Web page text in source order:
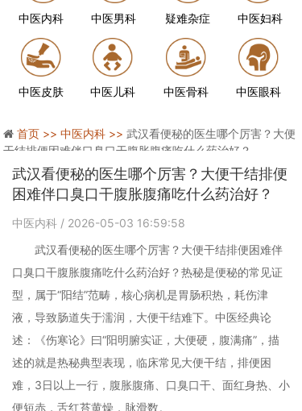
中医内科 中医男科 疑难杂症 中医妇科
中医皮肤 中医儿科 中医骨科 中医眼科
首页 >> 中医内科 >> 武汉看便秘的医生哪个厉害？大便
干结排便困难伴口臭口干腹胀腹痛吃什么药治好？
武汉看便秘的医生哪个厉害？大便干结排便
困难伴口臭口干腹胀腹痛吃什么药治好？
中医内科 / 2026-05-03 16:59:58
武汉看便秘的医生哪个厉害？大便干结排便困难伴
口臭口干腹胀腹痛吃什么药治好？热秘是便秘的常见证
型，属于“阳结”范畴，核心病机是胃肠积热，耗伤津
液，导致肠道失于濡润，大便干结难下。中医经典论
述：《伤寒论》曰“阳明腑实证，大便硬，腹满痛”，描
述的就是热秘典型表现，临床常见大便干结，排便困
难，3日以上一行，腹胀腹痛、口臭口干、面红身热、小
便短赤，舌红苔黄燥，脉滑数。